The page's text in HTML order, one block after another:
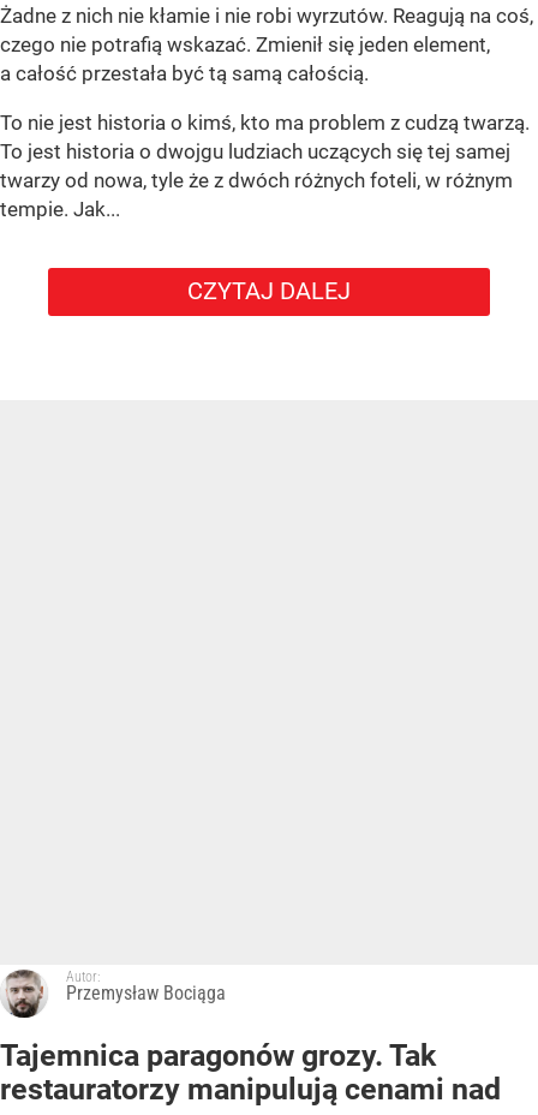
Żadne z nich nie kłamie i nie robi wyrzutów. Reagują na coś,
czego nie potrafią wskazać. Zmienił się jeden element,
a całość przestała być tą samą całością.
To nie jest historia o kimś, kto ma problem z cudzą twarzą.
To jest historia o dwojgu ludziach uczących się tej samej
twarzy od nowa, tyle że z dwóch różnych foteli, w różnym
tempie. Jak...
CZYTAJ DALEJ
Autor:
Przemysław Bociąga
Tajemnica paragonów grozy. Tak
restauratorzy manipulują cenami nad